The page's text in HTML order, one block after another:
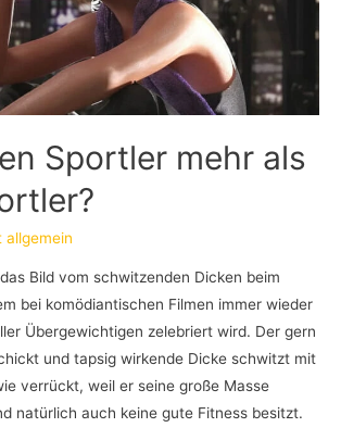
Sportler mehr als
allgemein
Bild vom schwitzenden Dicken beim
bei komödiantischen Filmen immer wieder
Übergewichtigen zelebriert wird. Der gern
und tapsig wirkende Dicke schwitzt mit
verrückt, weil er seine große Masse
natürlich auch keine gute Fitness besitzt.